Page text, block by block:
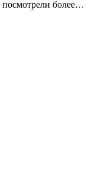
посмотрели более…